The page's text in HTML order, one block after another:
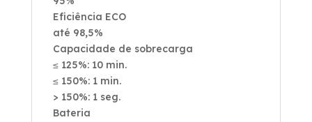
Eficiência ECO
até 98,5%
Capacidade de sobrecarga
≤ 125%: 10 min.
≤ 150%: 1 min.
> 150%: 1 seg.
Bateria